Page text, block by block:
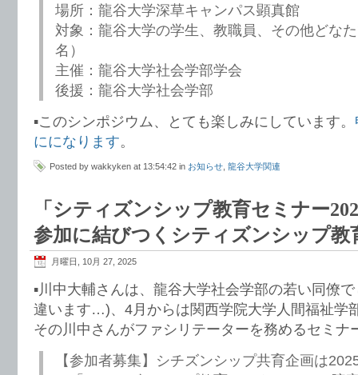
場所：龍谷大学深草キャンパス顕真館
対象：龍谷大学の学生、教職員、その他どな
名）
主催：龍谷大学社会学部学会
後援：龍谷大学社会学部
▪️このシンポジウム、とても楽しみにしています。
にになります。
Posted by wakkyken at 13:54:42 in お知らせ 龍谷大学関連
「シティズンシップ教育セミナー
参加に結びつくシティズンシップ教
月曜日, 10月 27, 2025
▪️川中大輔さんは、龍谷大学社会学部の若い同僚
違います…)、4月からは関西学院大学人間福祉学
その川中さんがファシリテーターを務めるセミナ
【参加者募集】シチズンシップ共育企画は